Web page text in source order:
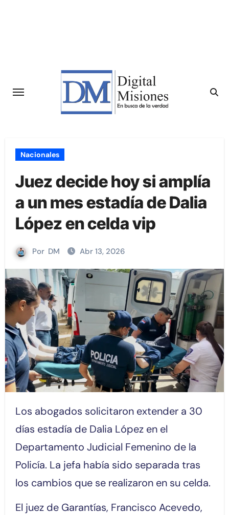
Nacionales
Juez decide hoy si amplía
a un mes estadía de Dalia
López en celda vip
Por DM Abr 13, 2026
Los abogados solicitaron extender a 30
días estadía de Dalia López en el
Departamento Judicial Femenino de la
Policía. La jefa había sido separada tras
los cambios que se realizaron en su celda.
El juez de Garantías, Francisco Acevedo,